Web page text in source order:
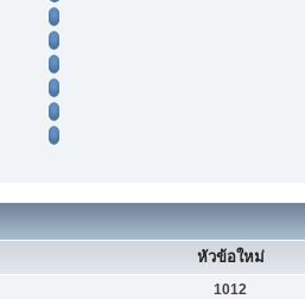
หัวข้อใหม่
1012